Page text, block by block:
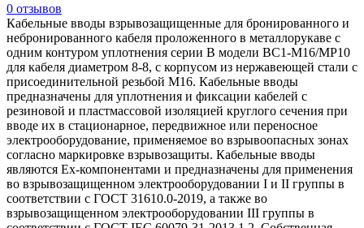
0 отзывов
Кабельные вводы взрывозащищенные для бронированного и
небронированного кабеля проложенного в металлорукаве с
одним контуром уплотнения серии В модели ВС1-М16/МР10
для кабеля диаметром 8-8, с корпусом из нержавеющей стали с
присоединительной резьбой М16. Кабельные вводы
предназначены для уплотнения и фиксации кабелей с
резиновой и пластмассовой изоляцией круглого сечения при
вводе их в стационарное, передвижное или переносное
электрооборудование, применяемое во взрывоопасных зонах
согласно маркировке взрывозащиты. Кабельные вводы
являются Ех-компонентами и предназначены для применения
во взрывозащищенном электрооборудовании I и II группы в
соответствии с ГОСТ 31610.0-2019, а также во
взрывозащищенном электрооборудовании III группы в